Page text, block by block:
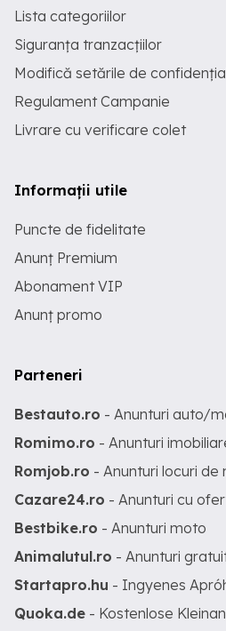
Lista categoriilor
Siguranța tranzacțiilor
Modifică setările de
Regulament Campanie
Livrare cu verificare colet
Informații utile
Puncte de fidelitate
Anunț Premium
Abonament VIP
Anunț promo
Parteneri
Bestauto.ro - Anunturi auto/
Romimo.ro - Anunturi
Romjob.ro - Anunturi locuri de
Cazare24.ro - Anunturi cu
Bestbike.ro - Anunturi moto
Animalutul.ro - Anunturi
Startapro.hu - Ingyenes
Quoka.de - Kostenlose